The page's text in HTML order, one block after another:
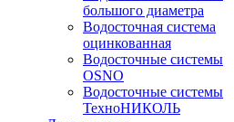
большого диаметра
Водосточная система
оцинкованная
Водосточные системы
OSNO
Водосточные системы
ТехноНИКОЛЬ